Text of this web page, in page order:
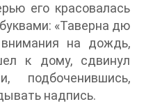
его красовалась
«Таверна дю
на дождь,
к дому, сдвинул
надпись.